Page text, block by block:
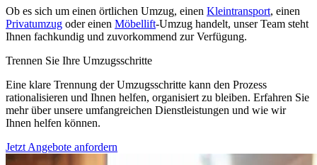
Ob es sich um einen örtlichen Umzug, einen Kleintransport, einen
Privatumzug oder einen Möbellift-Umzug handelt, unser Team steht
Ihnen fachkundig und zuvorkommend zur Verfügung.
Trennen Sie Ihre Umzugsschritte
Eine klare Trennung der Umzugsschritte kann den Prozess
rationalisieren und Ihnen helfen, organisiert zu bleiben. Erfahren Sie
mehr über unsere umfangreichen Dienstleistungen und wie wir
Ihnen helfen können.
Jetzt Angebote anfordern